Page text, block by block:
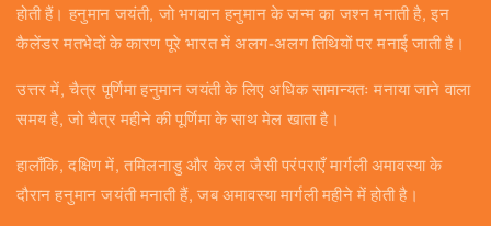
होती हैं। हनुमान जयंती, जो भगवान हनुमान के जन्म का जश्न मनाती है, इन
कैलेंडर मतभेदों के कारण पूरे भारत में अलग-अलग तिथियों पर मनाई जाती है।
उत्तर में, चैत्र पूर्णिमा हनुमान जयंती के लिए अधिक सामान्यतः मनाया जाने वाला
समय है, जो चैत्र महीने की पूर्णिमा के साथ मेल खाता है।
हालाँकि, दक्षिण में, तमिलनाडु और केरल जैसी परंपराएँ मार्गली अमावस्या के
दौरान हनुमान जयंती मनाती हैं, जब अमावस्या मार्गली महीने में होती है।